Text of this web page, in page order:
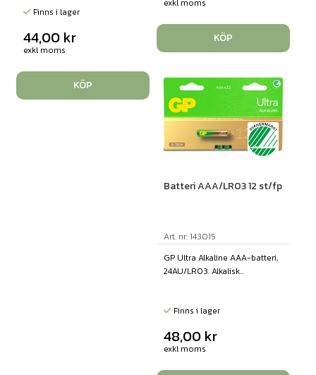
Finns i lager
44,00 kr
exkl moms
KÖP
exkl moms
KÖP
Batteri AAA/LR03 12 st/fp
Art. nr: 143015
GP Ultra Alkaline AAA-batteri,
24AU/LR03. Alkalisk...
Finns i lager
48,00 kr
exkl moms